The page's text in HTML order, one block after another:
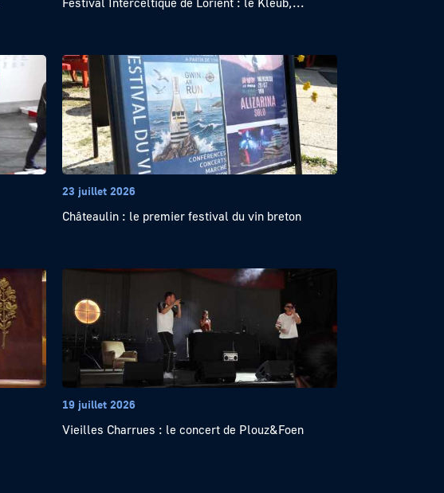
23 juillet 2026
Châteaulin : le premier festival du vin breton
19 juillet 2026
Vieilles Charrues : le concert de Plouz&Foen